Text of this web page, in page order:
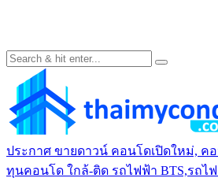
ประกาศ ขายดาวน์ คอนโดเปิดใหม่, ค
ทุนคอนโด ใกล้-ติด รถไฟฟ้า BTS,รถไ